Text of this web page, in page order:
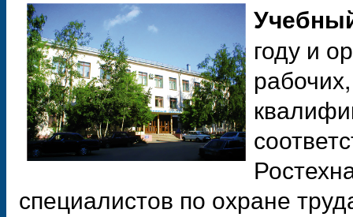
году и
специалистов по охране